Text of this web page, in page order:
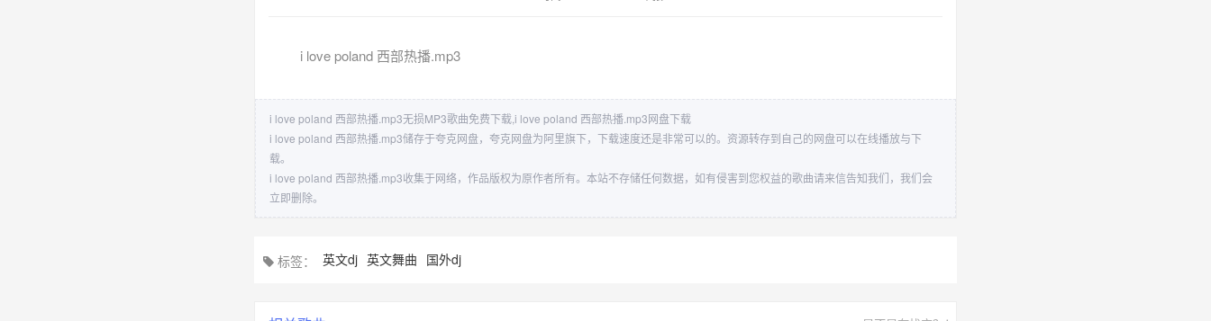
i love poland 西部热播.mp3
i love poland 西部热播.mp3无损MP3歌曲免费下载,i love poland 西部热播.mp3网盘下载
i love poland 西部热播.mp3储存于夸克网盘，夸克网盘为阿里旗下，下载速度还是非常可以的。资源转存到自己的网盘可以在线播放与下
载。
i love poland 西部热播.mp3收集于网络，作品版权为原作者所有。本站不存储任何数据，如有侵害到您权益的歌曲请来信告知我们，我们会
立即删除。
标签： 英文dj 英文舞曲 国外dj